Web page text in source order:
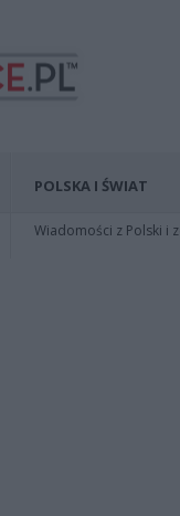
POLSKA I ŚWIAT
Wiadomości z Polski i